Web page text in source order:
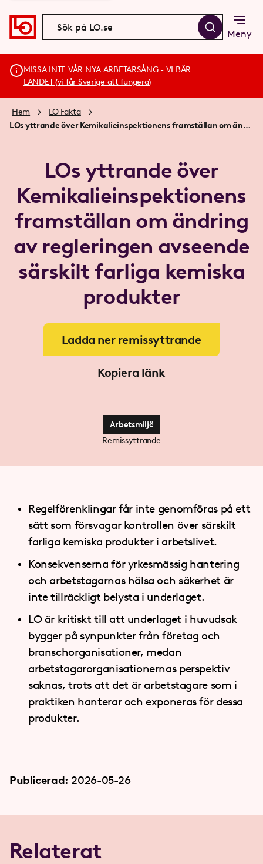
Meny
MISSA INTE VÅR NYA ARBETARSÅNG - VI BÄR
LANDET (vi får Sverige att fungera)
Hem
LO Fakta
LOs yttrande över Kemikalieinspektionens framställan om ändring av regleringen avseende särskilt farliga kemiska produkter
LOs yttrande över
Kemikalieinspektionens
framställan om ändring
av regleringen avseende
särskilt farliga kemiska
produkter
Ladda ner remissyttrande
Kopiera länk
Arbetsmiljö
Remissyttrande
Regelförenklingar får inte genomföras på ett
sätt som försvagar kontrollen över särskilt
farliga kemiska produkter i arbetslivet.
Konsekvenserna för yrkesmässig hantering
och arbetstagarnas hälsa och säkerhet är
inte tillräckligt belysta i underlaget.
LO är kritiskt till att underlaget i huvudsak
bygger på synpunkter från företag och
branschorganisationer, medan
arbetstagarorganisationernas perspektiv
saknas, trots att det är arbetstagare som i
praktiken hanterar och exponeras för dessa
produkter.
Publicerad: 2026-05-26
Relaterat